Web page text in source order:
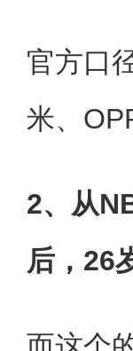
官方口
米、
2、从
后，26